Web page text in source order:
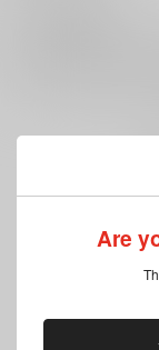
Are